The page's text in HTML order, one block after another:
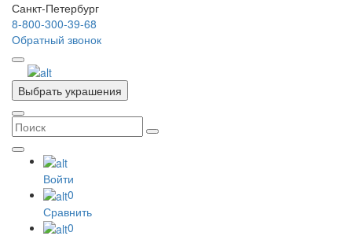
Санкт-Петербург
8-800-300-39-68
Обратный звонок
Выбрать украшения
Войти
0
Сравнить
0